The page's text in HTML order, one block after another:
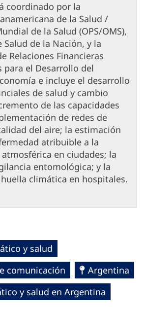
coordinado por la
de la Salud /
de la Salud (OPS/OMS),
de la Nación, y la
Relaciones Financieras
el Desarrollo del
e incluye el desarrollo
de salud y cambio
de las capacidades
de redes de
del aire; la estimación
atribuible a la
en ciudades; la
entomológica; y la
climática en hospitales.
y salud
comunicación
Argentina
y salud en Argentina